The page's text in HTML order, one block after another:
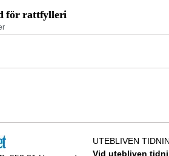
för rattfylleri
UTEBLIVEN
Vid utebliven